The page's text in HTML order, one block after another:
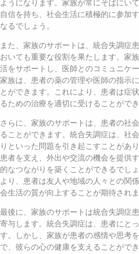
ようになります。家族が常にそばにい
自信を持ち、社会生活に積極的に参加
なるでしょう。
また、家族のサポートは、統合失調症
おいても重要な役割を果たします。家
活をサポートし、医師とのコミュニケ
家族は、患者の薬の管理や医師の指示
とができます。これにより、患者は症
るための治療を適切に受けることができ
さらに、家族のサポートは、患者の社
ることができます。統合失調症は、社
りといった問題を引き起こすことがあ
患者を支え、外出や交流の機会を提供
的なつながりを築くことができるでし
より、患者は友人や地域の人々との関
会生活の質が向上することが期待されま
最後に、家族のサポートは統合失調症
寄与します。統合失調症は、患者にと
す。しかし、家族が患者の感情や思考
で、彼らの心の健康を支えることがで